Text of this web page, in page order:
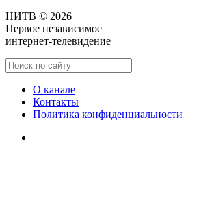
НИТВ © 2026
Первое независимое
интернет-телевидение
О канале
Контакты
Политика конфиденциальности